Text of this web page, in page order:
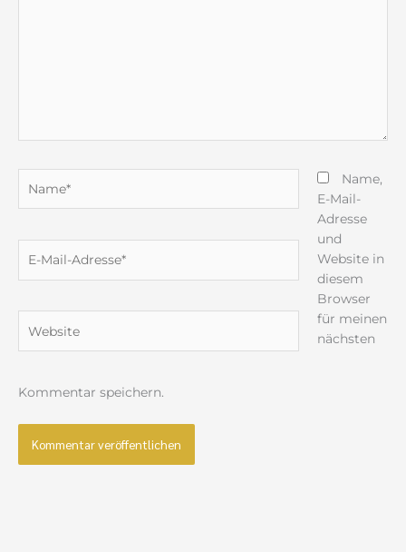
Mail-
Name,
E-Mail-
Adresse
und
Website in
diesem
Browser
für meinen
nächsten
Kommentar speichern.